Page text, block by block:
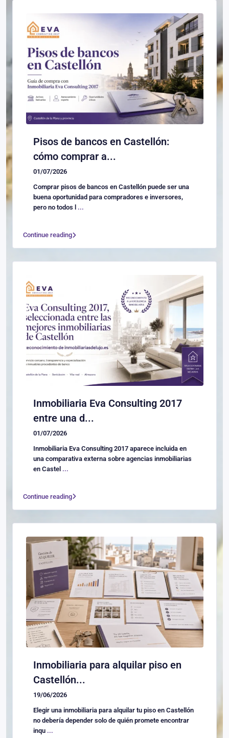
Pisos de bancos en Castellón:
cómo comprar a...
01/07/2026
Comprar pisos de bancos en Castellón puede ser una
buena oportunidad para compradores e inversores,
pero no todos l ...
Continue reading
Inmobiliaria Eva Consulting 2017
entre una d...
01/07/2026
Inmobiliaria Eva Consulting 2017 aparece incluida en
una comparativa externa sobre agencias inmobiliarias
en Castel ...
Continue reading
Inmobiliaria para alquilar piso en
Castellón...
19/06/2026
Elegir una inmobiliaria para alquilar tu piso en Castellón
no debería depender solo de quién promete encontrar
inqu ...